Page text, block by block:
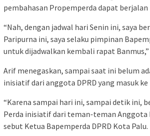
pembahasan Propemperda dapat
“Nah, dengan jadwal hari Senin ini, saya
Paripurna ini, saya selaku pimpinan
untuk dijadwalkan kembali rapat
Arif menegaskan, sampai saat ini belum
inisiatif dari anggota DPRD yang masuk ke
“Karena sampai hari ini, sampai detik ini,
Perda inisiatif dari teman-teman Anggota
sebut Ketua Bapemperda DPRD Kota Palu.